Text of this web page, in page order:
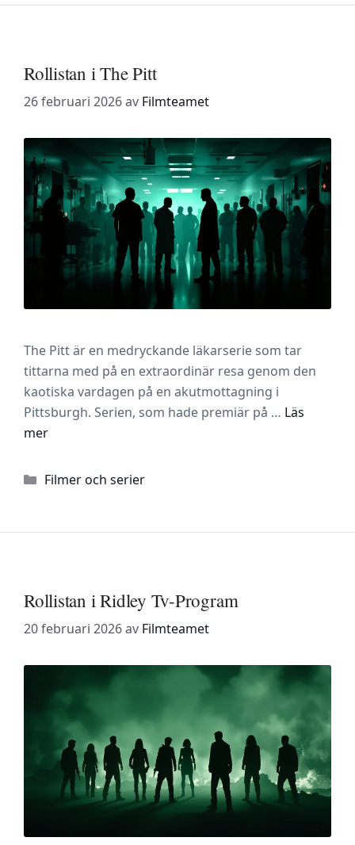
Rollistan i The Pitt
26 februari 2026av Filmteamet
The Pitt är en medryckande läkarserie som tar
tittarna med på en extraordinär resa genom den
kaotiska vardagen på en akutmottagning i
Pittsburgh. Serien, som hade premiär på … Läs
mer
Kategorier
Filmer och serier
Rollistan i Ridley Tv-Program
20 februari 2026av Filmteamet